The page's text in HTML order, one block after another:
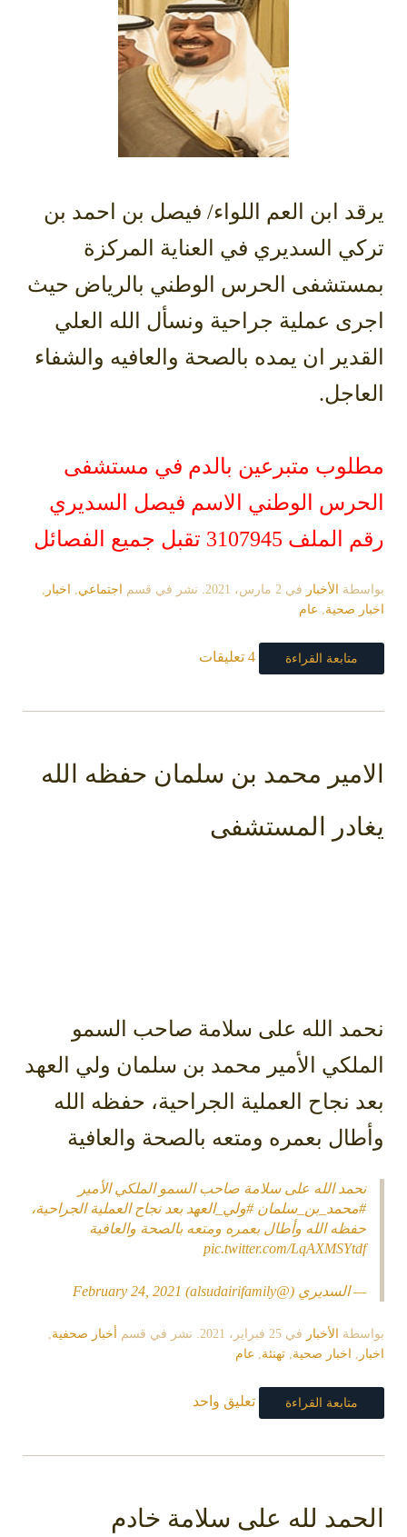
يرقد ابن العم اللواء/ فيصل بن احمد بن
تركي السديري في العناية المركزة
بمستشفى الحرس الوطني بالرياض حيث
اجرى عملية جراحية ونسأل الله العلي
القدير ان يمده بالصحة والعافيه والشفاء
العاجل.
مطلوب متبرعين بالدم في مستشفى
الحرس الوطني
الاسم فيصل السديري
رقم الملف 3107945
تقبل جميع الفصائل
بواسطة الأخبار في 2 مارس، 2021 . نشر في قسم اجتماعي, اخبار ,
اخبار صحية, عام
متابعة القراءة 4 تعليقات
الامير محمد بن سلمان حفظه الله
يغادر المستشفى
نحمد الله على سلامة ⁧‫صاحب السمو
الملكي الأمير محمد بن سلمان‬⁩ ⁧‫ولي العهد‬⁩
بعد نجاح العملية الجراحية، حفظه الله
وأطال بعمره ومتعه بالصحة والعافية
نحمد الله على سلامة صاحب السمو الملكي الأمير
#محمد_بن_سلمان #ولي_العهد بعد نجاح العملية الجراحية،
حفظه الله وأطال بعمره ومتعه بالصحة والعافية
pic.twitter.com/LqAXMSYtdf
— السديري (@alsudairifamily) February 24, 2021
بواسطة الأخبار في 25 فبراير، 2021 . نشر في قسم أخبار صحفية,
اخبار , اخبار صحية, تهنئة, عام
متابعة القراءة تعليق واحد
الحمد لله على سلامة خادم